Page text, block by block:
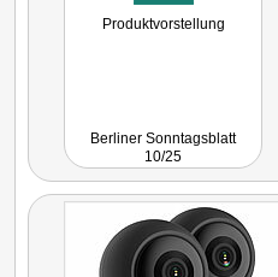
Produktvorstellung
Berliner Sonntagsblatt
10/25